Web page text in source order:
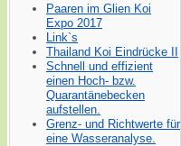
Paaren im Glien Koi
Expo 2017
Link`s
Thailand Koi Eindrücke II
Schnell und effizient
einen Hoch- bzw.
Quarantänebecken
aufstellen.
Grenz- und Richtwerte für
eine Wasseranalyse.